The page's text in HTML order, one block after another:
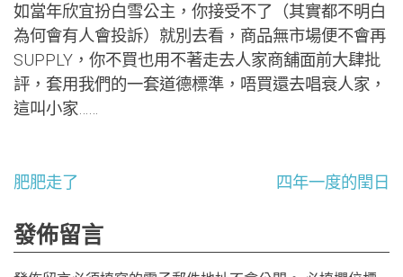
如當年欣宜扮白雪公主，你接受不了（其實都不明白
為何會有人會投訴）就別去看，商品無市場便不會再
SUPPLY，你不買也用不著走去人家商舖面前大肆批
評，套用我們的一套道德標準，唔買還去唱衰人家，
這叫小家……
文
章
導
肥肥走了 四年一度的閏日
發佈留言